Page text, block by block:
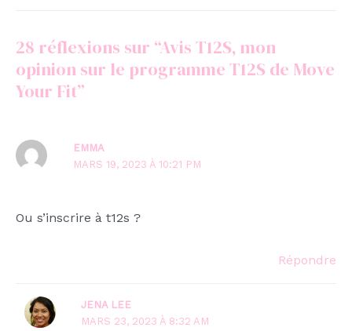
28 réflexions sur “Avis T12S, mon
opinion sur le programme T12S de Move
Your Fit”
EMMA
MARS 19, 2023 À 10:21 PM
Ou s’inscrire à t12s ?
Répondre
JENA LEE
MARS 23, 2023 À 8:32 AM